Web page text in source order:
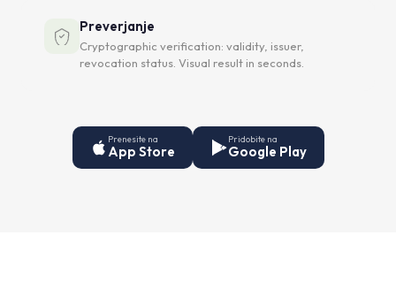
Preverjanje
Cryptographic verification: validity, issuer,
revocation status. Visual result in seconds.
Prenesite na
App Store
Pridobite na
Google Play